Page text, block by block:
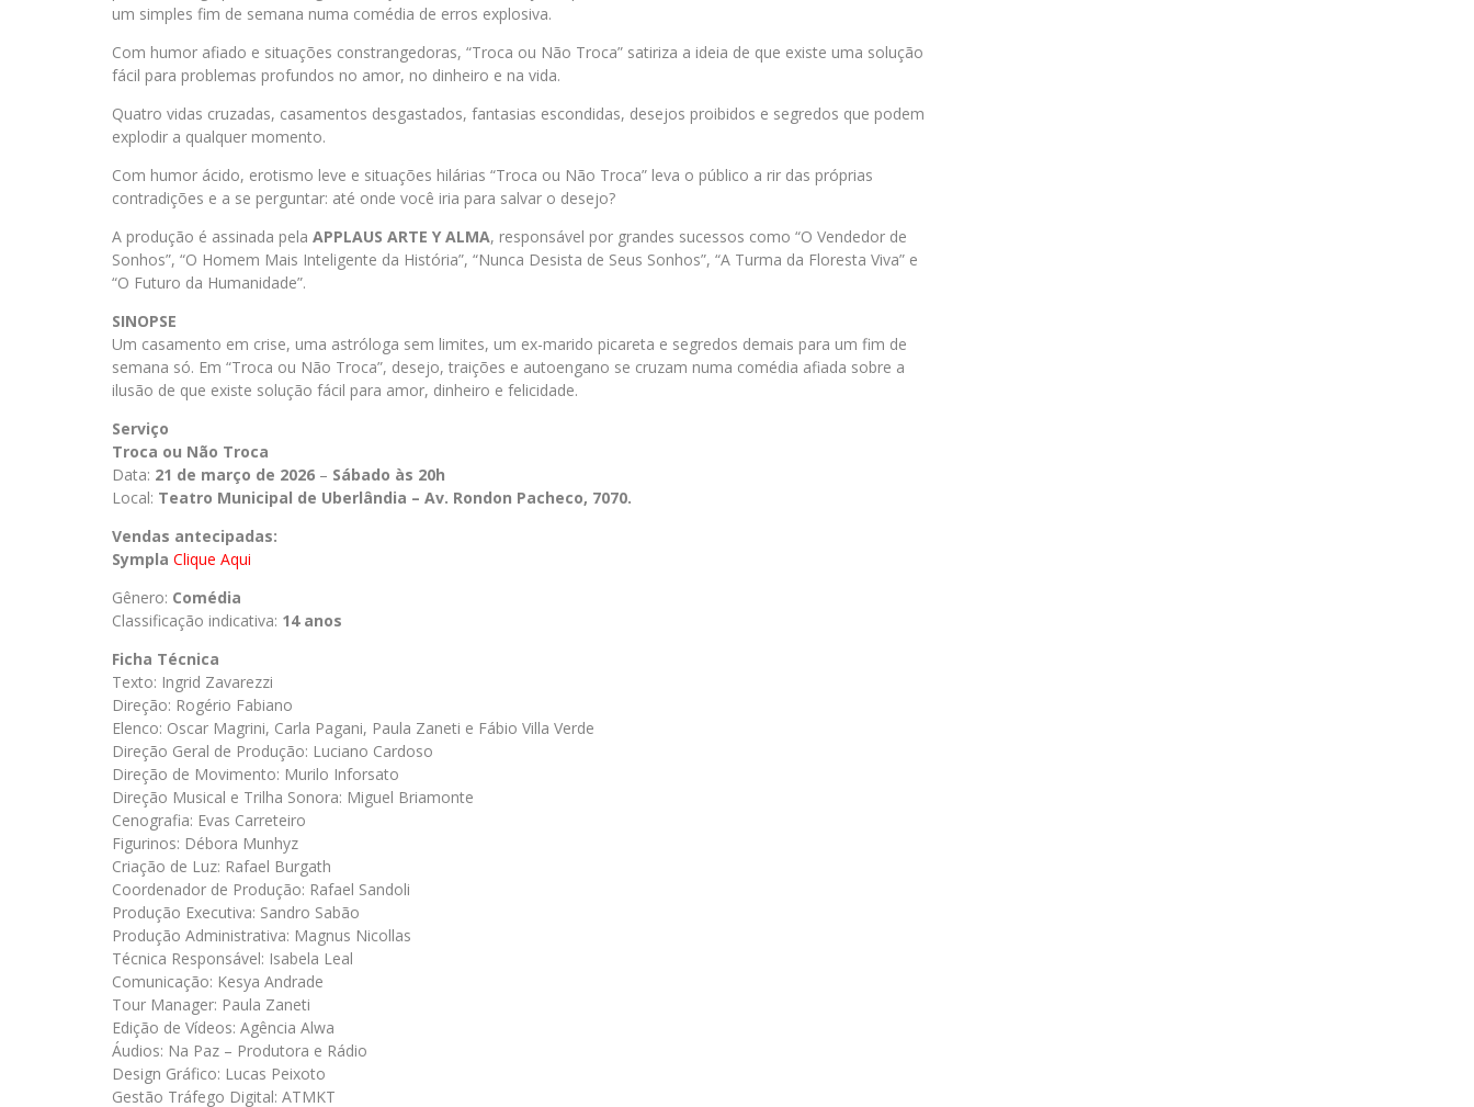
um simples fim de semana numa comédia de erros explosiva.
Com humor afiado e situações constrangedoras, “Troca ou Não Troca” satiriza a ideia de que existe uma solução
fácil para problemas profundos no amor, no dinheiro e na vida.
Quatro vidas cruzadas, casamentos desgastados, fantasias escondidas, desejos proibidos e segredos que podem
explodir a qualquer momento.
Com humor ácido, erotismo leve e situações hilárias “Troca ou Não Troca” leva o público a rir das próprias
contradições e a se perguntar: até onde você iria para salvar o desejo?
A produção é assinada pela APPLAUS ARTE Y ALMA, responsável por grandes sucessos como “O Vendedor de
Sonhos”, “O Homem Mais Inteligente da História”, “Nunca Desista de Seus Sonhos”, “A Turma da Floresta Viva” e
“O Futuro da Humanidade”.
SINOPSE
Um casamento em crise, uma astróloga sem limites, um ex-marido picareta e segredos demais para um fim de
semana só. Em “Troca ou Não Troca”, desejo, traições e autoengano se cruzam numa comédia afiada sobre a
ilusão de que existe solução fácil para amor, dinheiro e felicidade.
Serviço
Troca ou Não Troca
Data: 21 de março de 2026 – Sábado às 20h
Local: Teatro Municipal de Uberlândia – Av. Rondon Pacheco, 7070.
Vendas antecipadas:
Sympla Clique Aqui
Gênero: Comédia
Classificação indicativa: 14 anos
Ficha Técnica
Texto: Ingrid Zavarezzi
Direção: Rogério Fabiano
Elenco: Oscar Magrini, Carla Pagani, Paula Zaneti e Fábio Villa Verde
Direção Geral de Produção: Luciano Cardoso
Direção de Movimento: Murilo Inforsato
Direção Musical e Trilha Sonora: Miguel Briamonte
Cenografia: Evas Carreteiro
Figurinos: Débora Munhyz
Criação de Luz: Rafael Burgath
Coordenador de Produção: Rafael Sandoli
Produção Executiva: Sandro Sabão
Produção Administrativa: Magnus Nicollas
Técnica Responsável: Isabela Leal
Comunicação: Kesya Andrade
Tour Manager: Paula Zaneti
Edição de Vídeos: Agência Alwa
Áudios: Na Paz – Produtora e Rádio
Design Gráfico: Lucas Peixoto
Gestão Tráfego Digital: ATMKT